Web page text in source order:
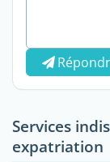
Services
expatriation